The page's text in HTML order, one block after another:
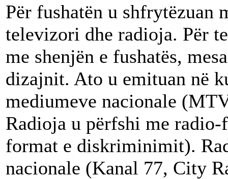
Për fushatën u shfrytëzuan
televizori dhe radioja. Për
me shenjën e fushatës,
dizajnit. Ato u emituan në
mediumeve nacionale
Radioja u përfshi me
format e diskriminimit).
nacionale (Kanal 77, City